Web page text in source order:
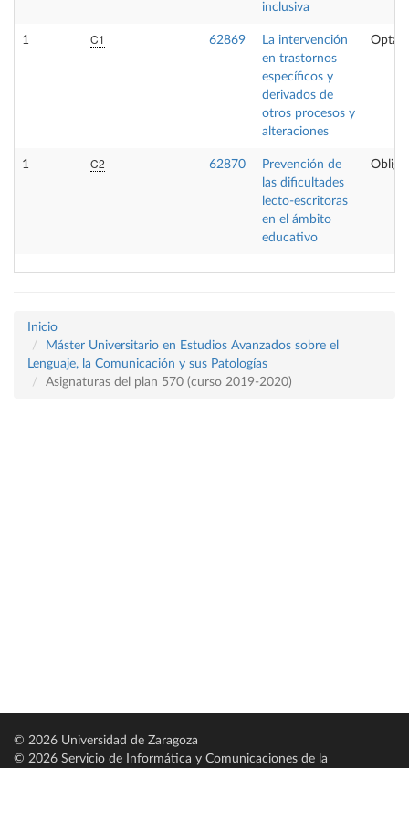
inclusiva
1 C1 62869
La intervención
en trastornos
específicos y
derivados de
otros procesos y
alteraciones
1 C2 62870
Prevención de
las dificultades
lecto-escritoras
en el ámbito
educativo
Inicio
Máster Universitario en Estudios Avanzados sobre el
Lenguaje, la Comunicación y sus Patologías
Asignaturas del plan 570 (curso 2019-2020)
© 2026 Universidad de Zaragoza
© 2026 Servicio de Informática y Comunicaciones de la